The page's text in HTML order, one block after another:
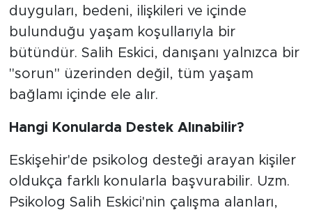
duyguları, bedeni, ilişkileri ve içinde
bulunduğu yaşam koşullarıyla bir
bütündür. Salih Eskici, danışanı yalnızca bir
"sorun" üzerinden değil, tüm yaşam
bağlamı içinde ele alır.
Hangi Konularda Destek Alınabilir?
Eskişehir'de psikolog desteği arayan kişiler
oldukça farklı konularla başvurabilir. Uzm.
Psikolog Salih Eskici'nin çalışma alanları,